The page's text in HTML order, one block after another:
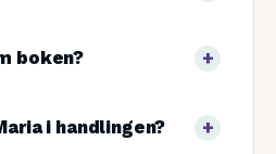
boken?
i handlingen?